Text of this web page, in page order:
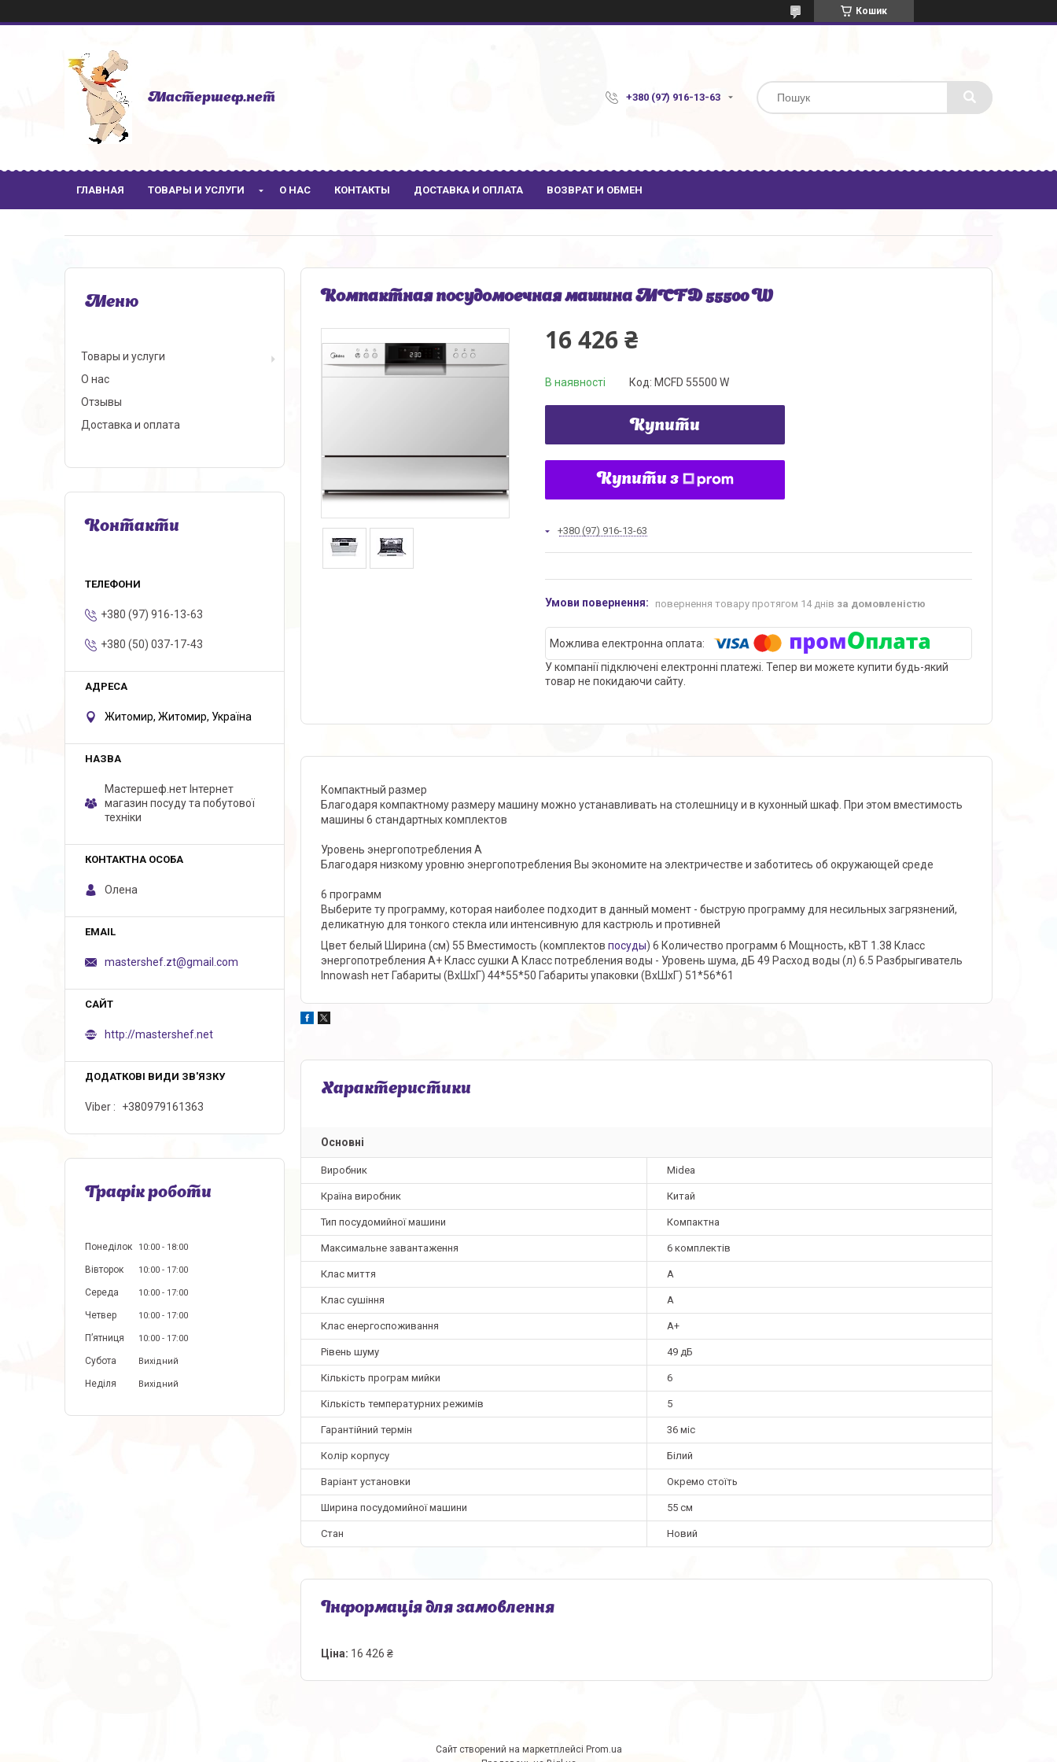
Кошик
Мастершеф.нет +380 (97) 916-13-63
ГЛАВНАЯ ТОВАРЫ И УСЛУГИ О НАС КОНТАКТЫ ДОСТАВКА И ОПЛАТА ВОЗВРАТ И ОБМЕН
Компактная посудомоечная машина MCFD 55500 W
16 426 ₴
В наявності Код: MCFD 55500 W
Купити
Купити з
+380 (97) 916-13-63
повернення товару протягом 14 днів за домовленістю
У компанії підключені електронні платежі. Тепер ви можете купити будь-який
товар не покидаючи сайту.
Компактный размер
Благодаря компактному размеру машину можно устанавливать на столешницу и в кухонный шкаф. При этом вместимость
машины 6 стандартных комплектов
Уровень энергопотребления А
Благодаря низкому уровню энергопотребления Вы экономите на электричестве и заботитесь об окружающей среде
6 программ
Выберите ту программу, которая наиболее подходит в данный момент - быструю программу для несильных загрязнений,
деликатную для тонкого стекла или интенсивную для кастрюль и противней
Цвет белый Ширина (см) 55 Вместимость (комплектов посуды) 6 Количество программ 6 Мощность, кВТ 1.38 Класс
энергопотребления А+ Класс сушки А Класс потребления воды - Уровень шума, дБ 49 Расход воды (л) 6.5 Разбрыгиватель
Innowash нет Габариты (ВхШхГ) 44*55*50 Габариты упаковки (ВхШхГ) 51*56*61
Характеристики
Основні
Виробник Midea
Країна виробник Китай
Тип посудомийної машини Компактна
Максимальне завантаження 6 комплектів
Клас миття A
Клас сушіння A
Клас енергоспоживання A+
Рівень шуму 49 дБ
Кількість програм мийки 6
Кількість температурних режимів 5
Гарантійний термін 36 міс
Колір корпусу Білий
Варіант установки Окремо стоїть
Ширина посудомийної машини 55 см
Стан Новий
Інформація для замовлення
Ціна: 16 426 ₴
Товары и услуги
О нас
Отзывы
Доставка и оплата
Контакти
+380 (97) 916-13-63
+380 (50) 037-17-43
Житомир, Житомир, Україна
Мастершеф.нет Iнтернет
магазин посуду та побутової
техніки
Олена
mastershef.zt@gmail.com
http://mastershef.net
Viber +380979161363
Графік роботи
Понеділок 10:00 18:00
Вівторок 10:00 17:00
Середа 10:00 17:00
Четвер 10:00 17:00
Пʼятниця 10:00 17:00
Субота Вихідний
Неділя Вихідний
Сайт створений на маркетплейсі Prom.ua